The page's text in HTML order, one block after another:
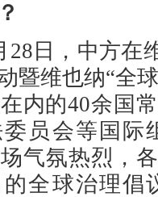
28日，中方在
暨维也纳“全
内的40余国
员会等国际
气氛热烈，
全球治理倡